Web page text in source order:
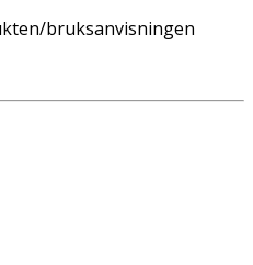
bruksanvisningen